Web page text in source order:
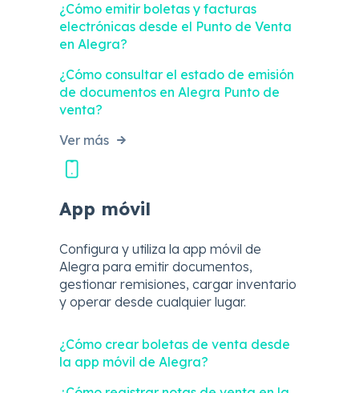
¿Cómo emitir boletas y facturas
electrónicas desde el Punto de Venta
en Alegra?
¿Cómo consultar el estado de emisión
de documentos en Alegra Punto de
venta?
Ver más
App móvil
Configura y utiliza la app móvil de
Alegra para emitir documentos,
gestionar remisiones, cargar inventario
y operar desde cualquier lugar.
¿Cómo crear boletas de venta desde
la app móvil de Alegra?